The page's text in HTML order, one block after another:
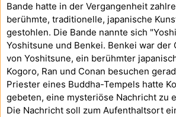
Bande hatte in der Vergangenheit
berühmte, traditionelle, japanische
gestohlen. Die Bande nannte sich
Yoshitsune und Benkei. Benkei war der
von Yoshitsune, ein berühmter
Kogoro, Ran und Conan besuchen
Priester eines Buddha-Tempels hatte
gebeten, eine mysteriöse Nachricht zu
Die Nachricht soll zum Aufenthaltsort